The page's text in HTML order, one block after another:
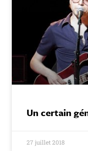
Un certain
27 juillet 2018